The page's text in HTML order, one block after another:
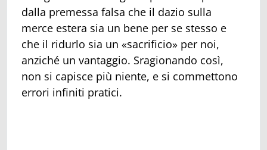
dalla premessa falsa che il dazio sulla
merce estera sia un bene per se stesso e
che il ridurlo sia un «sacrificio» per noi,
anziché un vantaggio. Sragionando così,
non si capisce più niente, e si commettono
errori infiniti pratici.